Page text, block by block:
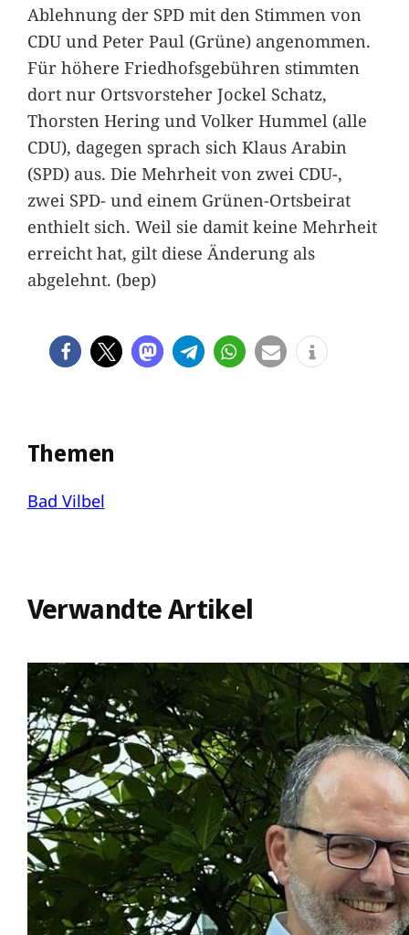
Ablehnung der SPD mit den Stimmen von
CDU und Peter Paul (Grüne) angenommen.
Für höhere Friedhofsgebühren stimmten
dort nur Ortsvorsteher Jockel Schatz,
Thorsten Hering und Volker Hummel (alle
CDU), dagegen sprach sich Klaus Arabin
(SPD) aus. Die Mehrheit von zwei CDU-,
zwei SPD- und einem Grünen-Ortsbeirat
enthielt sich. Weil sie damit keine Mehrheit
erreicht hat, gilt diese Änderung als
abgelehnt. (bep)
Themen
Bad Vilbel
Verwandte Artikel